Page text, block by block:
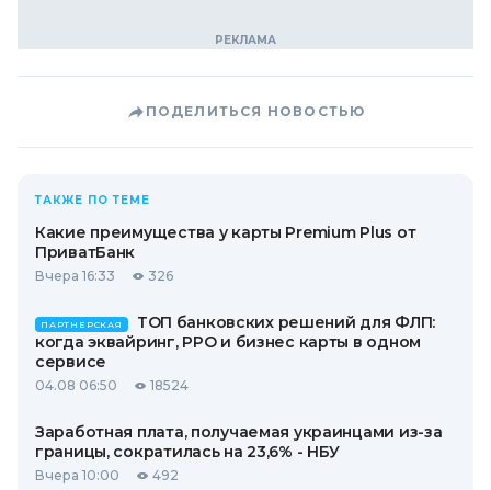
ПОДЕЛИТЬСЯ НОВОСТЬЮ
ТАКЖЕ ПО ТЕМЕ
Какие преимущества у карты Premium Plus от
ПриватБанк
Вчера 16:33 326
ПАРТНЕРСКАЯ
ТОП банковских решений для ФЛП:
когда эквайринг, РРО и бизнес карты в одном
сервисе
04.08 06:50 18524
Заработная плата, получаемая украинцами из-за
границы, сократилась на 23,6% - НБУ
Вчера 10:00 492